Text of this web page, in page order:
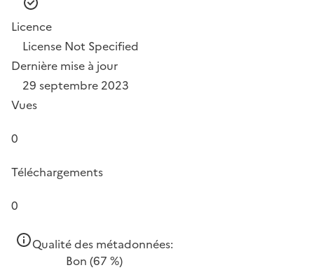
Licence
License Not Specified
Dernière mise à jour
29 septembre 2023
Vues
0
Téléchargements
0
Qualité des métadonnées:
Bon (67 %)